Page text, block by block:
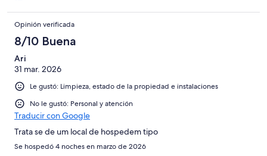
Opinión verificada
8/10 Buena
Ari
31 mar. 2026
Le gustó: Limpieza, estado de la propiedad e instalaciones
No le gustó: Personal y atención
Traducir con Google
Trata se de um local de hospedem tipo
Se hospedó 4 noches en marzo de 2026